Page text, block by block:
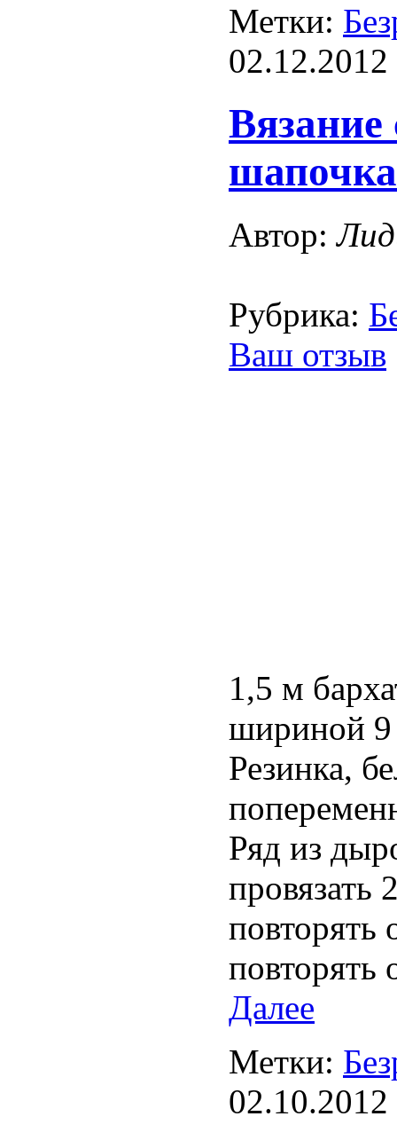
Метки:
02.12.2012
шапочка
Автор:
Рубрика:
Ваш отзыв
1,5 м
шириной
Резинка,
Ряд из
провязать
повторять
Далее
Метки:
02.10.2012